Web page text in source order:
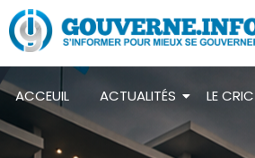
ACCEUIL ACTUALITÉS LE CRIC